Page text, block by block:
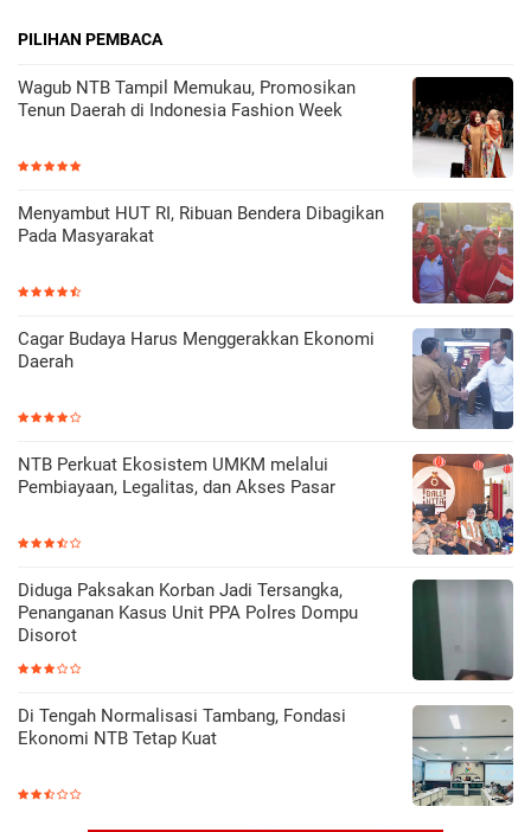
PILIHAN PEMBACA
Wagub NTB Tampil Memukau, Promosikan
Tenun Daerah di Indonesia Fashion Week
Menyambut HUT RI, Ribuan Bendera Dibagikan
Pada Masyarakat
Cagar Budaya Harus Menggerakkan Ekonomi
Daerah
NTB Perkuat Ekosistem UMKM melalui
Pembiayaan, Legalitas, dan Akses Pasar
Diduga Paksakan Korban Jadi Tersangka,
Penanganan Kasus Unit PPA Polres Dompu
Disorot
Di Tengah Normalisasi Tambang, Fondasi
Ekonomi NTB Tetap Kuat